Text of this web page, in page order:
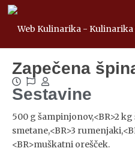
Zapečena
Sestavine
500 g šampinjonov,<BR>2
smetane,<BR>3
<BR>muškatni orešček.